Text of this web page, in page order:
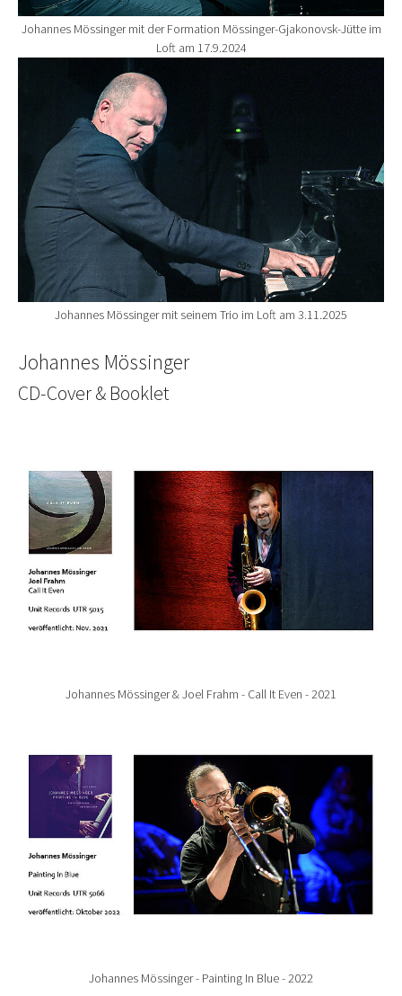
Johannes Mössinger mit der Formation Mössinger-Gjakonovsk-Jütte im
Loft am 17.9.2024
Show larger version for:
Johannes Mössinger mit seinem Trio im Loft am 3.11.2025
Johannes Mössinger
CD-Cover & Booklet
Johannes Mössinger & Joel Frahm - Call It Even - 2021
Johannes Mössinger - Painting In Blue - 2022